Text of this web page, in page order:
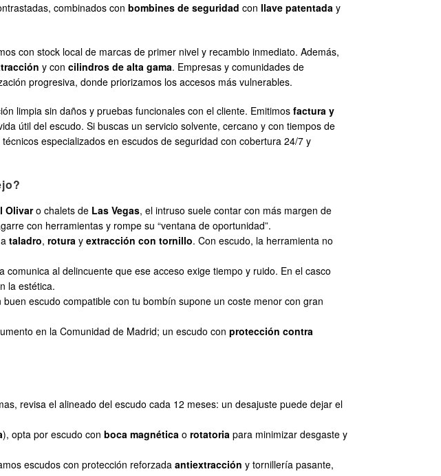
combinados con bombines de seguridad con llave patentada y
con stock local de marcas de primer nivel y recambio inmediato. Además,
y con cilindros de alta gama. Empresas y comunidades de
progresiva, donde priorizamos los accesos más vulnerables.
limpia sin daños y pruebas funcionales con el cliente. Emitimosfactura y
útil del escudo. Si buscas un servicio solvente, cercano y con tiempos de
especializados en escudos de seguridad con cobertura 24/7 y
Olivaro chalets de Las Vegas, el intruso suele contar con más margen de
con herramientas y rompe su “ventana de oportunidad”.
ataladro,rotura yextracción con tornillo. Con escudo, la herramienta no
comunica al delincuente que ese acceso exige tiempo y ruido. En el casco
la estética.
escudo compatible con tu bombín supone un coste menor con gran
en la Comunidad de Madrid; un escudo conprotección contra
revisa el alineado del escudo cada 12 meses: un desajuste puede dejar el
), opta por escudo conboca magnética orotatoria para minimizar desgaste y
escudos con protección reforzadaantiextracción y tornillería pasante,